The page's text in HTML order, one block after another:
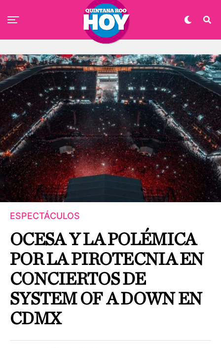
ESPECTÁCULOS
OCESA Y LA POLÉMICA
POR LA PIROTECNIA EN
CONCIERTOS DE
SYSTEM OF A DOWN EN
CDMX